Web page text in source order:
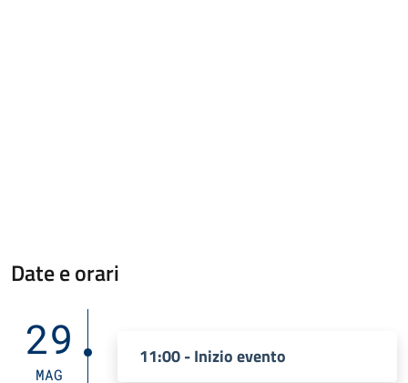
Date e orari
29
MAG
11:00 - Inizio evento